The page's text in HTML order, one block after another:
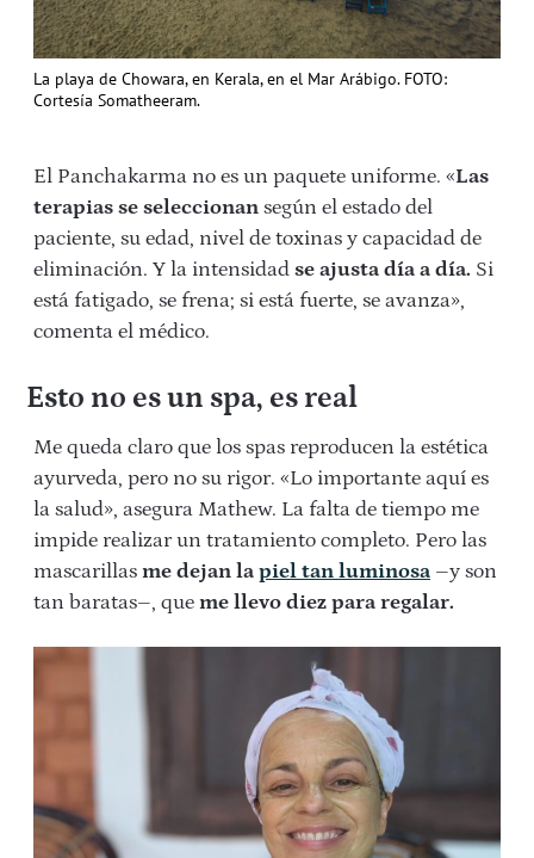
La playa de Chowara, en Kerala, en el Mar Arábigo. FOTO:
Cortesía Somatheeram.
El Panchakarma no es un paquete uniforme. «Las
terapias se seleccionan según el estado del
paciente, su edad, nivel de toxinas y capacidad de
eliminación. Y la intensidad se ajusta día a día. Si
está fatigado, se frena; si está fuerte, se avanza»,
comenta el médico.
Esto no es un spa, es real
Me queda claro que los spas reproducen la estética
ayurveda, pero no su rigor. «Lo importante aquí es
la salud», asegura Mathew. La falta de tiempo me
impide realizar un tratamiento completo. Pero las
mascarillas me dejan la piel tan luminosa –y son
tan baratas–, que me llevo diez para regalar.